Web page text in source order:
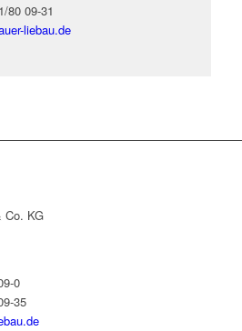
80 09-31
liebau.de
Co. KG
0
35